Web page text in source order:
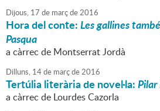
Dijous, 17 de marçde2016
Hora del conte:Les gallines
Pasqua
a càrrec de Montserrat Jordà
Dilluns, 14de marçde2016
Tertúlia literària de novel·la:Pilar
a càrrec de Lourdes Cazorla